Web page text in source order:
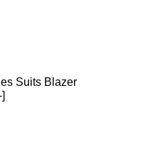
Suits Blazer